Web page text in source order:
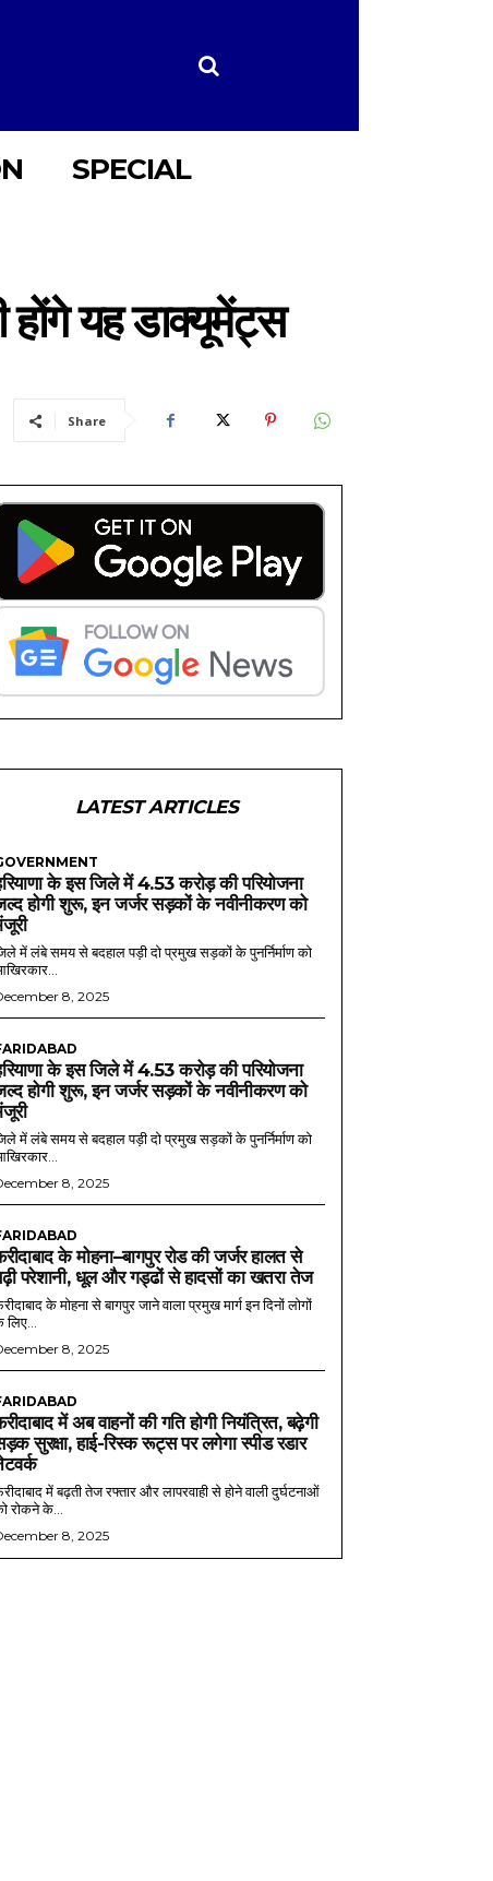
SPECIAL
होंगे यह डाक्यूमेंट्स
Share
LATEST ARTICLES
के इस जिले में 4.53 करोड़ की परियोजना
होगी शुरू, इन जर्जर सड़कों के नवीनीकरण को
में लंबे समय से बदहाल पड़ी दो प्रमुख सड़कों के पुनर्निर्माण को
8, 2025
के इस जिले में 4.53 करोड़ की परियोजना
होगी शुरू, इन जर्जर सड़कों के नवीनीकरण को
में लंबे समय से बदहाल पड़ी दो प्रमुख सड़कों के पुनर्निर्माण को
8, 2025
के मोहना–बागपुर रोड की जर्जर हालत से
परेशानी, धूल और गड्ढों से हादसों का खतरा तेज
के मोहना से बागपुर जाने वाला प्रमुख मार्ग इन दिनों लोगों
8, 2025
में अब वाहनों की गति होगी नियंत्रित, बढ़ेगी
सुरक्षा, हाई-रिस्क रूट्स पर लगेगा स्पीड रडार
में बढ़ती तेज रफ्तार और लापरवाही से होने वाली दुर्घटनाओं
रोकने के...
8, 2025